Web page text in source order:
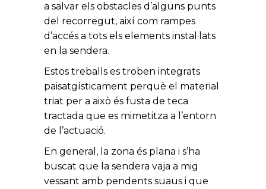
a salvar els obstacles d’alguns punts
del recorregut, així com rampes
d’accés a tots els elements instal·lats
en la sendera.
Estos treballs es troben integrats
paisatgísticament perquè el material
triat per a això és fusta de teca
tractada que es mimetitza a l’entorn
de l’actuació.
En general, la zona és plana i s’ha
buscat que la sendera vaja a mig
vessant amb pendents suaus i que